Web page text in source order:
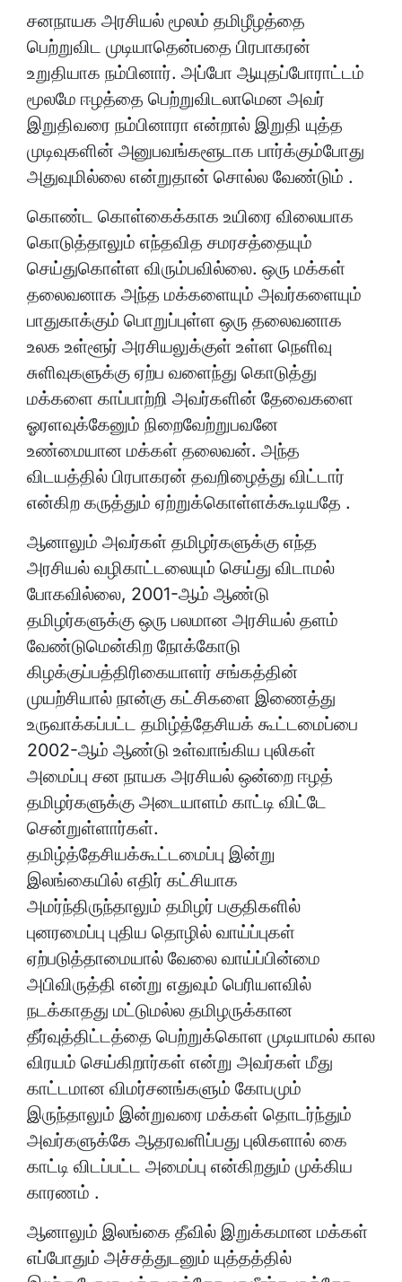
சனநாயக அரசியல் மூலம் தமிழீழத்தை
பெற்றுவிட முடியாதென்பதை பிரபாகரன்
உறுதியாக நம்பினார். அப்போ ஆயுதப்போராட்டம்
மூலமே ஈழத்தை பெற்றுவிடலாமென அவர்
இறுதிவரை நம்பினாரா என்றால் இறுதி யுத்த
முடிவுகளின் அனுபவங்களூடாக பார்க்கும்போது
அதுவுமில்லை என்றுதான் சொல்ல வேண்டும் .
கொண்ட கொள்கைக்காக உயிரை விலையாக
கொடுத்தாலும் எந்தவித சமரசத்தையும்
செய்துகொள்ள விரும்பவில்லை. ஒரு மக்கள்
தலைவனாக அந்த மக்களையும் அவர்களையும்
பாதுகாக்கும் பொறுப்புள்ள ஒரு தலைவனாக
உலக உள்ளூர் அரசியலுக்குள் உள்ள நெளிவு
சுளிவுகளுக்கு ஏற்ப வளைந்து கொடுத்து
மக்களை காப்பாற்றி அவர்களின் தேவைகளை
ஓரளவுக்கேனும் நிறைவேற்றுபவனே
உண்மையான மக்கள் தலைவன். அந்த
விடயத்தில் பிரபாகரன் தவறிழைத்து விட்டார்
என்கிற கருத்தும் ஏற்றுக்கொள்ளக்கூடியதே .
ஆனாலும் அவர்கள் தமிழர்களுக்கு எந்த
அரசியல் வழிகாட்டலையும் செய்து விடாமல்
போகவில்லை, 2001-ஆம் ஆண்டு
தமிழர்களுக்கு ஒரு பலமான அரசியல் தளம்
வேண்டுமென்கிற நோக்கோடு
கிழக்குப்பத்திரிகையாளர் சங்கத்தின்
முயற்சியால் நான்கு கட்சிகளை இணைத்து
உருவாக்கப்பட்ட தமிழ்த்தேசியக் கூட்டமைப்பை
2002-ஆம் ஆண்டு உள்வாங்கிய புலிகள்
அமைப்பு சன நாயக அரசியல் ஒன்றை ஈழத்
தமிழர்களுக்கு அடையாளம் காட்டி விட்டே
சென்றுள்ளார்கள்.
தமிழ்த்தேசியக்கூட்டமைப்பு இன்று
இலங்கையில் எதிர் கட்சியாக
அமர்ந்திருந்தாலும் தமிழர் பகுதிகளில்
புனரமைப்பு புதிய தொழில் வாய்ப்புகள்
ஏற்படுத்தாமையால் வேலை வாய்ப்பின்மை
அபிவிருத்தி என்று எதுவும் பெரியளவில்
நடக்காதது மட்டுமல்ல தமிழருக்கான
தீர்வுத்திட்டத்தை பெற்றுக்கொள முடியாமல் கால
விரயம் செய்கிறார்கள் என்று அவர்கள் மீது
காட்டமான விமர்சனங்களும் கோபமும்
இருந்தாலும் இன்றுவரை மக்கள் தொடர்ந்தும்
அவர்களுக்கே ஆதரவளிப்பது புலிகளால் கை
காட்டி விடப்பட்ட அமைப்பு என்கிறதும் முக்கிய
காரணம் .
ஆனாலும் இலங்கை தீவில் இறுக்கமான மக்கள்
எப்போதும் அச்சத்துடனும் யுத்தத்தில்